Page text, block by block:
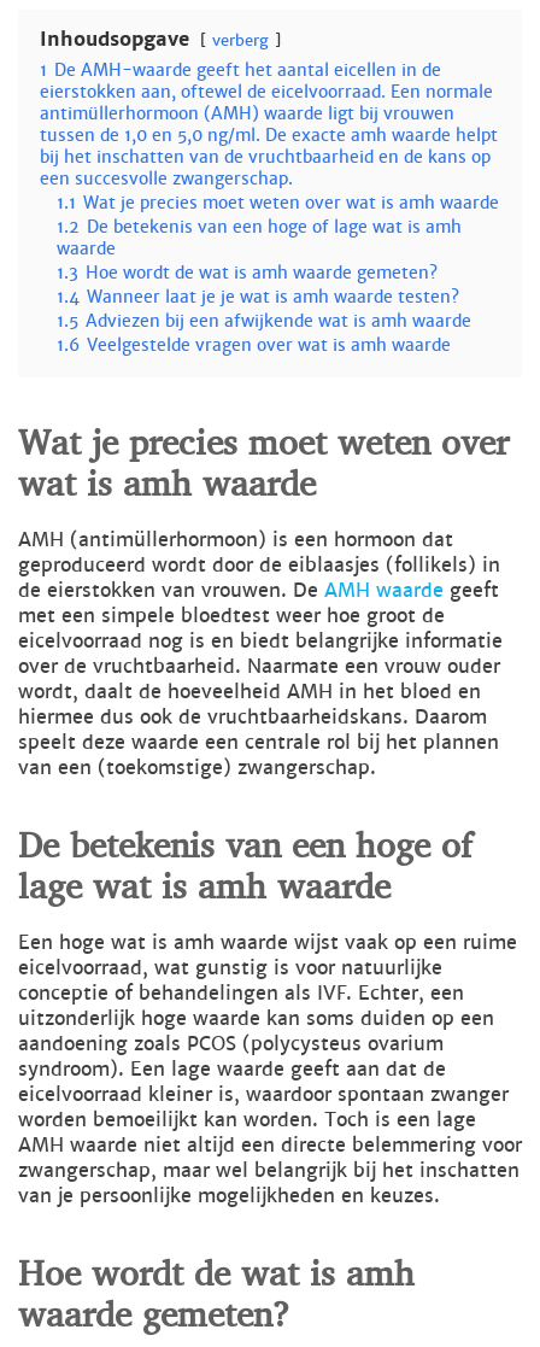
Inhoudsopgave verberg
1 De AMH-waarde geeft het aantal eicellen in de
eierstokken aan, oftewel de eicelvoorraad. Een normale
antimüllerhormoon (AMH) waarde ligt bij vrouwen
tussen de 1,0 en 5,0 ng/ml. De exacte amh waarde helpt
bij het inschatten van de vruchtbaarheid en de kans op
een succesvolle zwangerschap.
1.1 Wat je precies moet weten over wat is amh waarde
1.2 De betekenis van een hoge of lage wat is amh
waarde
1.3 Hoe wordt de wat is amh waarde gemeten?
1.4 Wanneer laat je je wat is amh waarde testen?
1.5 Adviezen bij een afwijkende wat is amh waarde
1.6 Veelgestelde vragen over wat is amh waarde
Wat je precies moet weten over
wat is amh waarde
AMH (antimüllerhormoon) is een hormoon dat
geproduceerd wordt door de eiblaasjes (follikels) in
de eierstokken van vrouwen. De AMH waarde geeft
met een simpele bloedtest weer hoe groot de
eicelvoorraad nog is en biedt belangrijke informatie
over de vruchtbaarheid. Naarmate een vrouw ouder
wordt, daalt de hoeveelheid AMH in het bloed en
hiermee dus ook de vruchtbaarheidskans. Daarom
speelt deze waarde een centrale rol bij het plannen
van een (toekomstige) zwangerschap.
De betekenis van een hoge of
lage wat is amh waarde
Een hoge wat is amh waarde wijst vaak op een ruime
eicelvoorraad, wat gunstig is voor natuurlijke
conceptie of behandelingen als IVF. Echter, een
uitzonderlijk hoge waarde kan soms duiden op een
aandoening zoals PCOS (polycysteus ovarium
syndroom). Een lage waarde geeft aan dat de
eicelvoorraad kleiner is, waardoor spontaan zwanger
worden bemoeilijkt kan worden. Toch is een lage
AMH waarde niet altijd een directe belemmering voor
zwangerschap, maar wel belangrijk bij het inschatten
van je persoonlijke mogelijkheden en keuzes.
Hoe wordt de wat is amh
waarde gemeten?